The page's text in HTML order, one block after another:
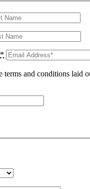
*
terms and conditions laid